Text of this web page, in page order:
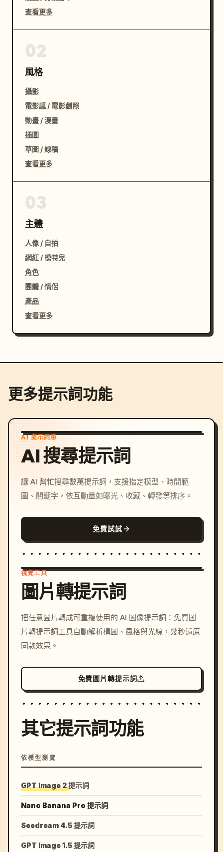
查看更多
風格
攝影
電影感 / 電影劇照
動畫 / 漫畫
插圖
草圖 / 線稿
查看更多
主體
人像 / 自拍
網紅 / 模特兒
角色
團體 / 情侶
產品
查看更多
更多提示詞功能
AI 提示詞庫
AI 搜尋提示詞
讓 AI 幫忙搜尋數萬提示詞，支援指定模型、時間範
圍、關鍵字，依互動量如曝光、收藏、轉發等排序。
免費試試
c, cyberpunk sunset, neon
colors, 8k --v 6.0
視覺工具
圖片轉提示詞
把任意圖片轉成可重複使用的 AI 圖像提示詞：免費圖
片轉提示詞工具自動解析構圖、風格與光線，幾秒還原
同款效果。
免費圖片轉提示詞
其它提示詞功能
依模型瀏覽
GPT Image 2 提示詞
Nano Banana Pro 提示詞
Seedream 4.5 提示詞
GPT Image 1.5 提示詞